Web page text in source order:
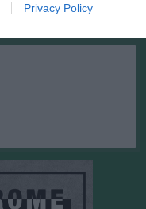
Privacy Policy